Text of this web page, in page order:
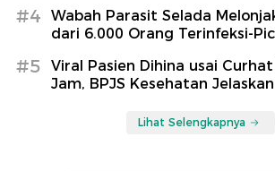
#4
Wabah Parasit Selada
dari 6.000 Orang Terinfeksi-
#5
Viral Pasien Dihina usai
Jam, BPJS Kesehatan
Lihat Selengkapnya